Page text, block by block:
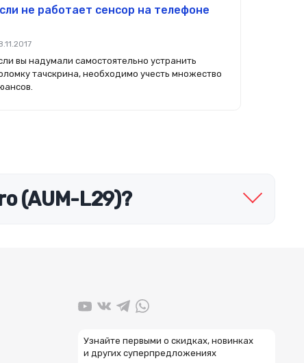
не работает сенсор на телефоне
вы надумали самостоятельно устранить
тачскрина, необходимо учесть множество
(AUM-L29)?
Узнайте первыми о скидках, новинках
и других суперпредложениях